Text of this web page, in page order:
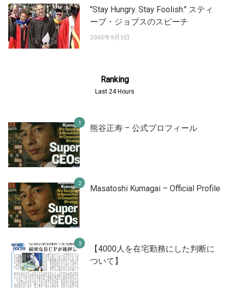
"Stay Hungry. Stay Foolish." スティ
ーブ・ジョブスのスピーチ
2005年9月3日
Ranking
Last 24 Hours
熊谷正寿 – 公式プロフィール
Masatoshi Kumagai – Official Profile
【4000人を在宅勤務にした判断に
ついて】